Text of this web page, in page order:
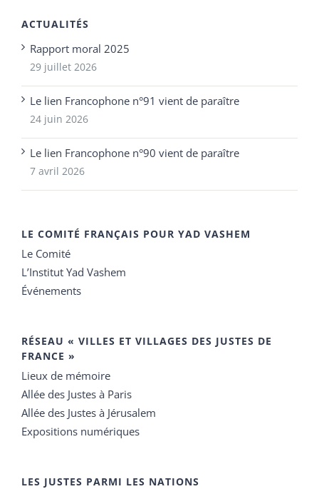
ACTUALITÉS
Rapport moral 2025
29 juillet 2026
Le lien Francophone n°91 vient de paraître
24 juin 2026
Le lien Francophone n°90 vient de paraître
7 avril 2026
LE COMITÉ FRANÇAIS POUR YAD VASHEM
Le Comité
L’Institut Yad Vashem
Événements
RÉSEAU « VILLES ET VILLAGES DES JUSTES DE
FRANCE »
Lieux de mémoire
Allée des Justes à Paris
Allée des Justes à Jérusalem
Expositions numériques
LES JUSTES PARMI LES NATIONS